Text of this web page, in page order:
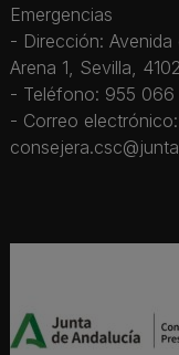
Emergencias
- Dirección:
Arena 1, Sevilla,
- Teléfono: 955 066
- Correo electrónico: